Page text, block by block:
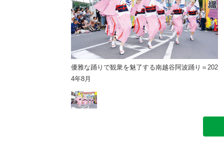
優雅な踊りで観衆を魅了する南越谷阿波踊り＝202
4年8月